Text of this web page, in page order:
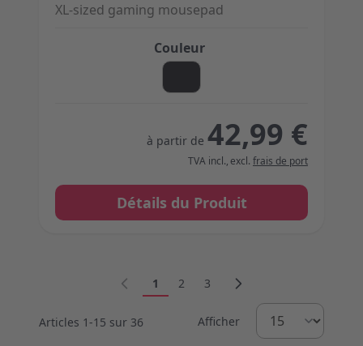
Couleur
XL-sized gaming mousepad
à partir de 42,99 €
TVA incl., excl. frais de port
Détails du Produit
Articles 1-15 sur 36
Vous lisez actuellement la page
1 Page
2 Page
3
Afficher